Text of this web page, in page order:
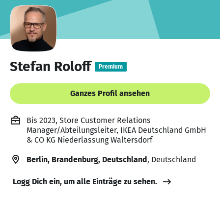
Stefan Roloff Premium
Ganzes Profil ansehen
Bis 2023, Store Customer Relations
Manager/Abteilungsleiter, IKEA Deutschland GmbH
& CO KG Niederlassung Waltersdorf
Berlin, Brandenburg, Deutschland, Deutschland
Logg Dich ein, um alle Einträge zu sehen.